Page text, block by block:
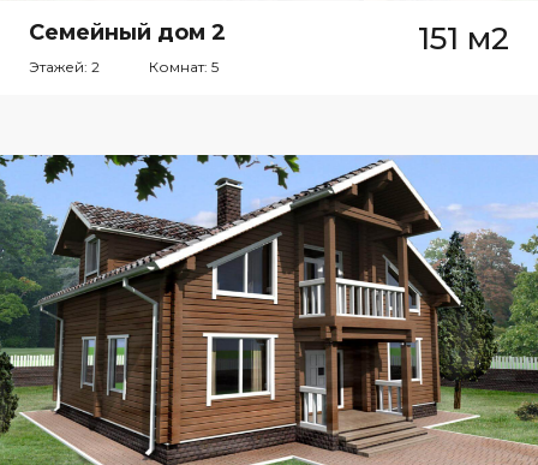
Семейный дом 2 151 м2
Этажей: 2 Комнат: 5